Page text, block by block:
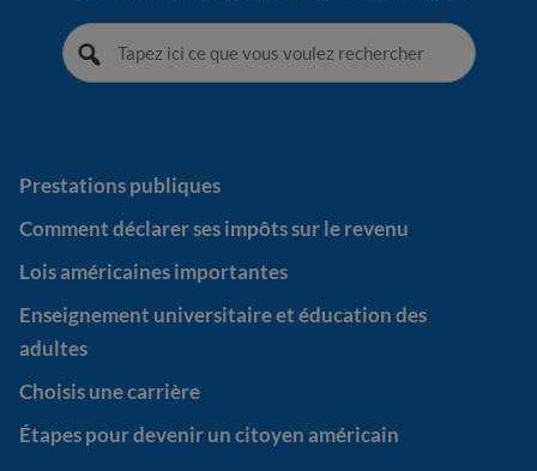
Prestations publiques
Prestations publiques
Comment déclarer ses impôts sur le revenu
Comment déclarer ses impôts sur le revenu
Lois américaines importantes
Lois américaines importantes
Enseignement universitaire et éducation des adultes
Enseignement universitaire et éducation des
adultes
Choisis une carrière
Choisis une carrière
Étapes pour devenir un citoyen américain
Étapes pour devenir un citoyen américain